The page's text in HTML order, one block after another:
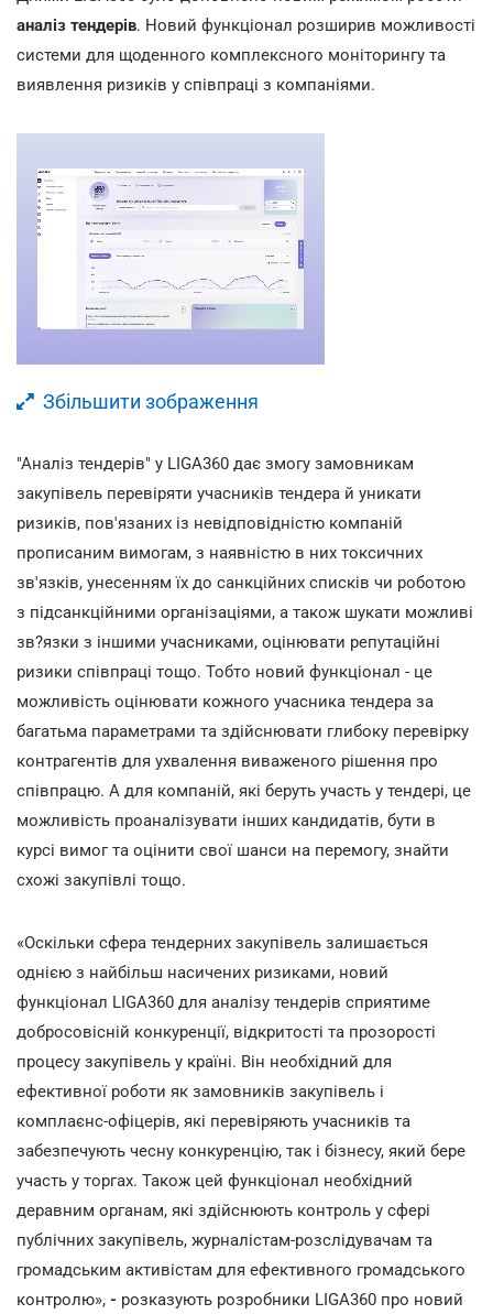
аналіз тендерів. Новий функціонал розширив можливості
системи для щоденного комплексного моніторингу та
виявлення ризиків у співпраці з компаніями.
Збільшити зображення
"Аналіз тендерів" у LIGA360 дає змогу замовникам
закупівель перевіряти учасників тендера й уникати
ризиків, пов'язаних із невідповідністю компаній
прописаним вимогам, з наявністю в них токсичних
зв'язків, унесенням їх до санкційних списків чи роботою
з підсанкційними організаціями, а також шукати можливі
зв?язки з іншими учасниками, оцінювати репутаційні
ризики співпраці тощо. Тобто новий функціонал - це
можливість оцінювати кожного учасника тендера за
багатьма параметрами та здійснювати глибоку перевірку
контрагентів для ухвалення виваженого рішення про
співпрацю. А для компаній, які беруть участь у тендері, це
можливість проаналізувати інших кандидатів, бути в
курсі вимог та оцінити свої шанси на перемогу, знайти
схожі закупівлі тощо.
«Оскільки сфера тендерних закупівель залишається
однією з найбільш насичених ризиками, новий
функціонал LIGA360 для аналізу тендерів сприятиме
добросовісній конкуренції, відкритості та прозорості
процесу закупівель у країні. Він необхідний для
ефективної роботи як замовників закупівель і
комплаєнс-офіцерів, які перевіряють учасників та
забезпечують чесну конкуренцію, так і бізнесу, який бере
участь у торгах. Також цей функціонал необхідний
деравним органам, які здійснюють контроль у сфері
публічних закупівель, журналістам-розслідувачам та
громадським активістам для ефективного громадського
контролю», - розказують розробники LIGA360 про новий